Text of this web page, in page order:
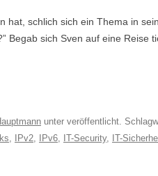
hat, schlich sich ein Thema in
Begab sich Sven auf eine Reise
unter veröffentlicht.
, IPv2, IPv6, IT-Security, IT-